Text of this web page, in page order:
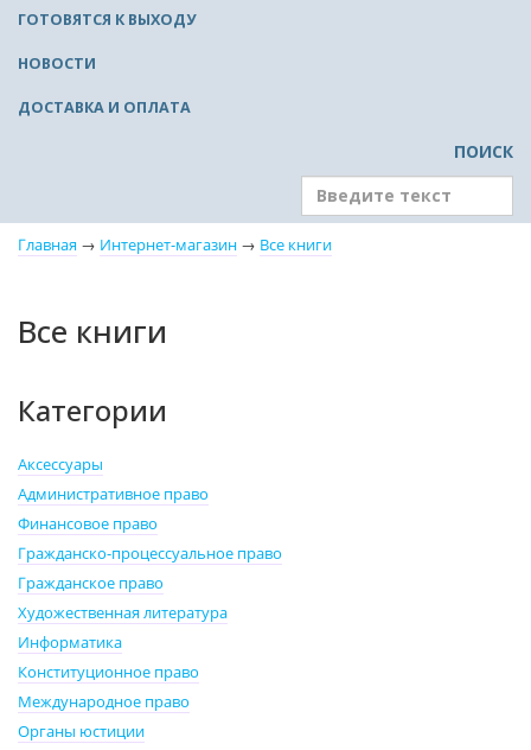
ГОТОВЯТСЯ К ВЫХОДУ
НОВОСТИ
ДОСТАВКА И ОПЛАТА
ПОИСК
Главная → Интернет-магазин → Все книги
Все книги
Категории
Аксессуары
Административное право
Финансовое право
Гражданско-процессуальное право
Гражданское право
Художественная литература
Информатика
Конституционное право
Международное право
Органы юстиции